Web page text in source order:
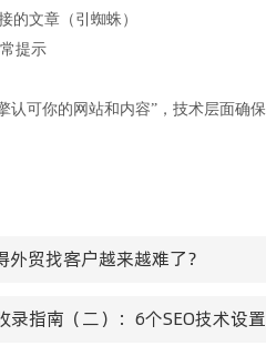
的文章（引蜘蛛）
提示
认可你的网站和内容”，技术层面确
外贸找客户越来越难了？
录指南（二）：6个SEO技术设